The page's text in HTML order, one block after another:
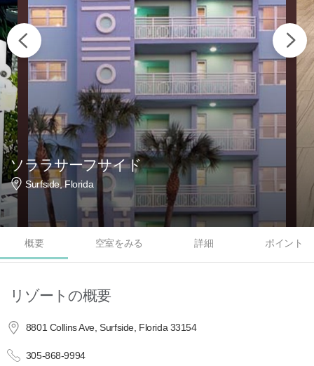
ソララサーフサイド
Surfside, Florida
概要 空室をみる 詳細 ポイント
リゾートの概要
8801 Collins Ave, Surfside, Florida 33154
305-868-9994